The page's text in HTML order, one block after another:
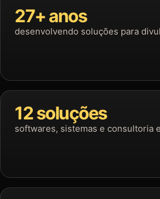
27+ anos
desenvolvendo soluções para
12 soluções
softwares, sistemas e consultoria